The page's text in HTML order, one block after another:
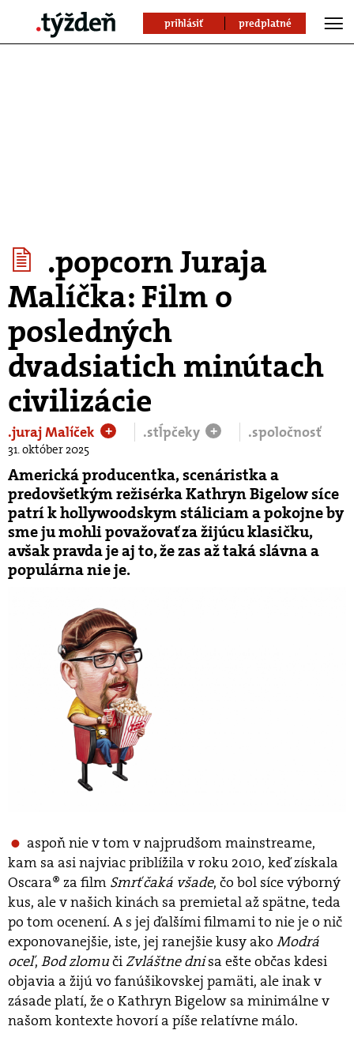
prihlásiť predplatné
.popcorn Juraja
Malíčka: Film o
posledných
dvadsiatich minútach
civilizácie
.juraj Malíček + .stĺpčeky + .spoločnosť
31. október 2025
Americká producentka, scenáristka a
predovšetkým režisérka Kathryn Bigelow síce
patrí k hollywoodskym stáliciam a pokojne by
sme ju mohli považovať za žijúcu klasičku,
avšak pravda je aj to, že zas až taká slávna a
populárna nie je.
aspoň nie v tom v najprudšom mainstreame,
kam sa asi najviac priblížila v roku 2010, keď získala
Oscara® za film Smrť čaká všade, čo bol síce výborný
kus, ale v našich kinách sa premietal až spätne, teda
po tom ocenení. A s jej ďalšími filmami to nie je o nič
exponovanejšie, iste, jej ranejšie kusy ako Modrá
oceľ, Bod zlomuči Zvláštne dnisa ešte občas kdesi
objavia a žijú vo fanúšikovskej pamäti, ale inak v
zásade platí, že o Kathryn Bigelow sa minimálne v
našom kontexte hovorí a píše relatívne málo.